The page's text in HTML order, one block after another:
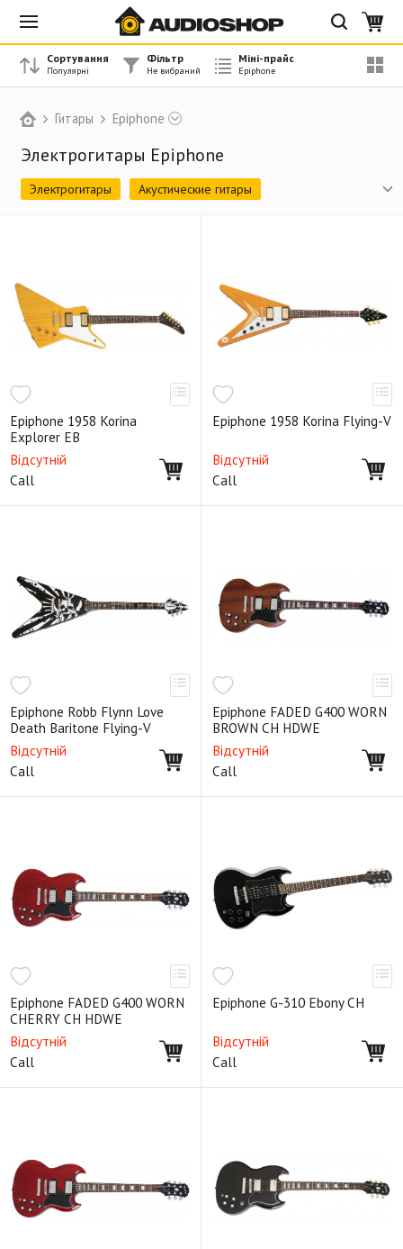
Гитары Epiphone
Электрогитары Epiphone
Электрогитары Акустические гитары
Epiphone 1958 Korina
Explorer EB
Відсутній
Call
Epiphone 1958 Korina Flying-V
Відсутній
Call
Epiphone Robb Flynn Love
Death Baritone Flying-V
Відсутній
Call
Epiphone FADED G400 WORN
BROWN CH HDWE
Відсутній
Call
Epiphone FADED G400 WORN
CHERRY CH HDWE
Відсутній
Call
Epiphone G-310 Ebony CH
Відсутній
Call
Сортування Фільтр Міні-прайс